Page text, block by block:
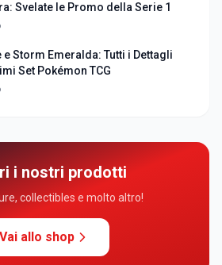
Svelate le Promo della Serie 1
e Storm Emeralda: Tutti i Dettagli
Set Pokémon TCG
i nostri prodotti
collectibles e molto altro!
Vai allo shop